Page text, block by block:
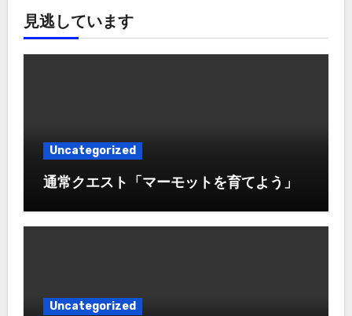
見逃しています
Uncategorized
通常クエスト「マーモットを育てよう」
Uncategorized